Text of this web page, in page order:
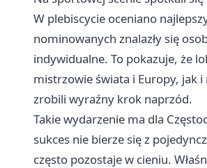
W plebiscycie oceniano
nominowanych znalazły się
indywidualne. To pokazuje, że
mistrzowie świata i Europy, jak
zrobili wyraźny krok naprzód.
Takie wydarzenie ma dla
sukces nie bierze się z
często pozostaje w cieniu.